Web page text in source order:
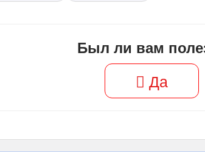
Был ли вам
Да